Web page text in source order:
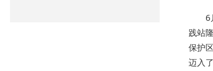
6
践站
保护
迈入